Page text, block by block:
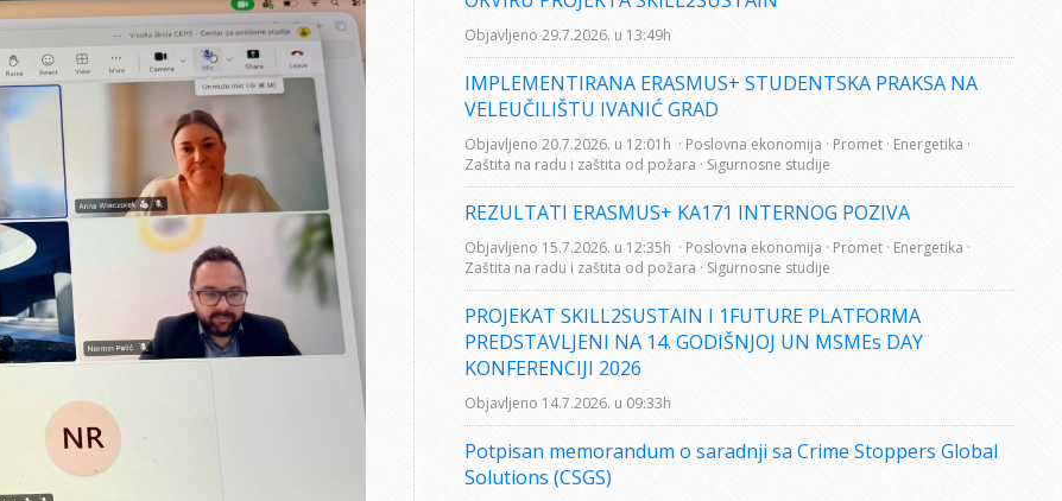
Objavljeno 29.7.2026. u 13:49h
IMPLEMENTIRANA ERASMUS+ STUDENTSKA PRAKSA NA
VELEUČILIŠTU IVANIĆ GRAD
Objavljeno 20.7.2026. u 12:01h · Poslovna ekonomija · Promet · Energetika ·
Zaštita na radu i zaštita od požara · Sigurnosne studije
REZULTATI ERASMUS+ KA171 INTERNOG POZIVA
Objavljeno 15.7.2026. u 12:35h · Poslovna ekonomija · Promet · Energetika ·
Zaštita na radu i zaštita od požara · Sigurnosne studije
PROJEKAT SKILL2SUSTAIN I 1FUTURE PLATFORMA
PREDSTAVLJENI NA 14. GODIŠNJOJ UN MSMEs DAY
KONFERENCIJI 2026
Objavljeno 14.7.2026. u 09:33h
Potpisan memorandum o saradnji sa Crime Stoppers Global
Solutions (CSGS)